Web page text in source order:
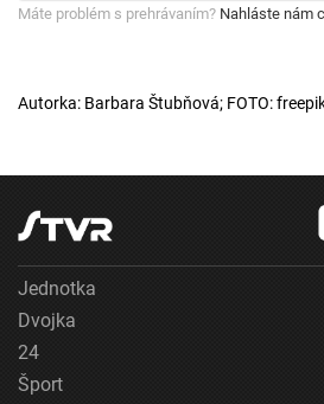
Máte problém s prehrávaním? Nahláste nám
Autorka: Barbara Štubňová; FOTO:
Jednotka
Dvojka
24
Šport